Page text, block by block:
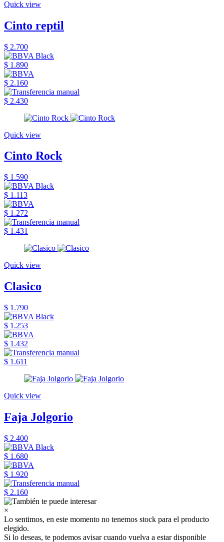
Quick view
Cinto reptil
$ 2.700
$ 1.890
$ 2.160
$ 2.430
Quick view
Cinto Rock
$ 1.590
$ 1.113
$ 1.272
$ 1.431
Quick view
Clasico
$ 1.790
$ 1.253
$ 1.432
$ 1.611
Quick view
Faja Jolgorio
$ 2.400
$ 1.680
$ 1.920
$ 2.160
×
Lo sentimos, en este momento no tenemos stock para el producto
elegido.
Si lo deseas, te podemos avisar cuando vuelva a estar disponible